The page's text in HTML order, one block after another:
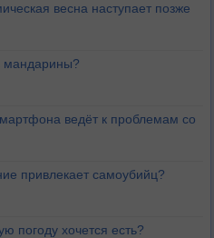
весна наступает позже
мандарины?
ведёт к проблемам со
привлекает самоубийц?
погоду хочется есть?